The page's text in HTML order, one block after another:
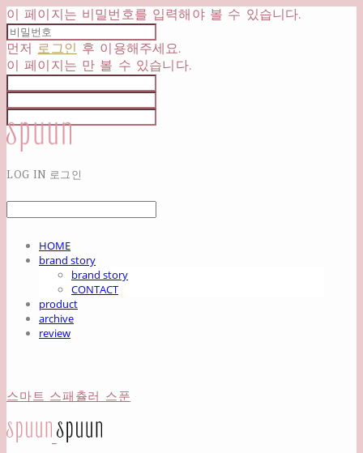
이 페이지는 비밀번호를 입력해야 볼 수 있습니다.
먼저 로그인 후 이용해주세요.
이 페이지는 만 볼 수 있습니다.
LOG IN 로그인
HOME
brand story
brand story
CONTACT
product
archive
review
스마트 스패츌러 스푼